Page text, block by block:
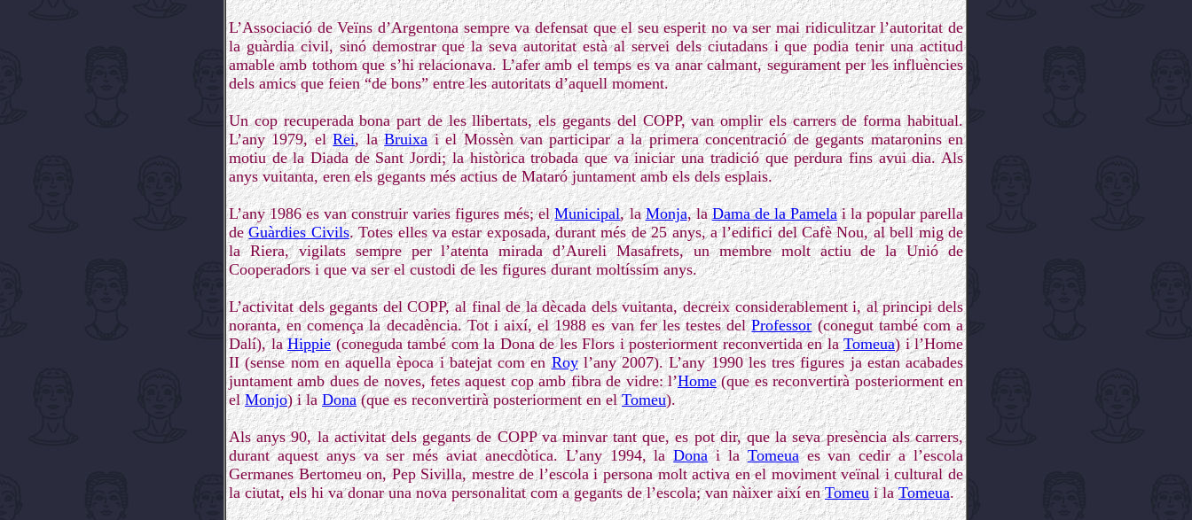
L’Associació de Veïns d’Argentona sempre va defensat que el seu esperit no va ser mai ridiculitzar l’autoritat de
la guàrdia civil, sinó demostrar que la seva autoritat està al servei dels ciutadans i que podia tenir una actitud
amable amb tothom que s’hi relacionava. L’afer amb el temps es va anar calmant, segurament per les influències
dels amics que feien “de bons” entre les autoritats d’aquell moment.
Un cop recuperada bona part de les llibertats, els gegants del COPP, van omplir els carrers de forma habitual.
L’any 1979, elRei, laBruixai el Mossèn van participar a la primera concentració de gegants mataronins en
motiu de la Diada de Sant Jordi; la històrica trobada que va iniciar una tradició que perdura fins avui dia. Als
anys vuitanta, eren els gegants més actius de Mataró juntament amb els dels esplais.
L’any 1986 es van construir varies figures més; elMunicipal, laMonja, laDama de la Pamelai la popular parella
deGuàrdies Civils. Totes elles va estar exposada, durant més de 25 anys, a l’edifici del Cafè Nou, al bell mig de
la Riera, vigilats sempre per l’atenta mirada d’Aureli Masafrets, un membre molt actiu de la Unió de
Cooperadors i que va ser el custodi de les figures durant moltíssim anys.
L’activitat dels gegants del COPP, al final de la dècada dels vuitanta, decreix considerablement i, al principi dels
noranta, en comença la decadència. Tot i així, el 1988 es van fer les testes delProfessor(conegut també com a
Dalí), laHippie(coneguda també com la Dona de les Flors i posteriorment reconvertida en laTomeua) i l’Home
II (sense nom en aquella època i batejat com enRoyl’any 2007). L’any 1990 les tres figures ja estan acabades
juntament amb dues de noves, fetes aquest cop amb fibra de vidre: l’Home(que es reconvertirà posteriorment en
elMonjo) i laDona(que es reconvertirà posteriorment en elTomeu).
Als anys 90, la activitat dels gegants de COPP va minvar tant que, es pot dir, que la seva presència als carrers,
durant aquest anys va ser més aviat anecdòtica. L’any 1994, laDonai laTomeuaes van cedir a l’escola
Germanes Bertomeu on, Pep Sivilla, mestre de l’escola i persona molt activa en el moviment veïnal i cultural de
la ciutat, els hi va donar una nova personalitat com a gegants de l’escola; van nàixer així enTomeui laTomeua.